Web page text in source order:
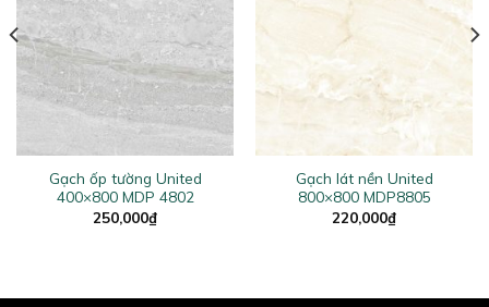
Gạch ốp tường United
400×800 MDP 4802
250,000₫
Gạch lát nền United
800×800 MDP8805
220,000₫